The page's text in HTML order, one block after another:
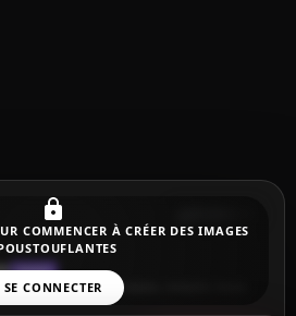
IMAGE
park walk — vibrant leaves, romantic movie
COMMENCER À CRÉER DES IMAGES
SE CONNECTER